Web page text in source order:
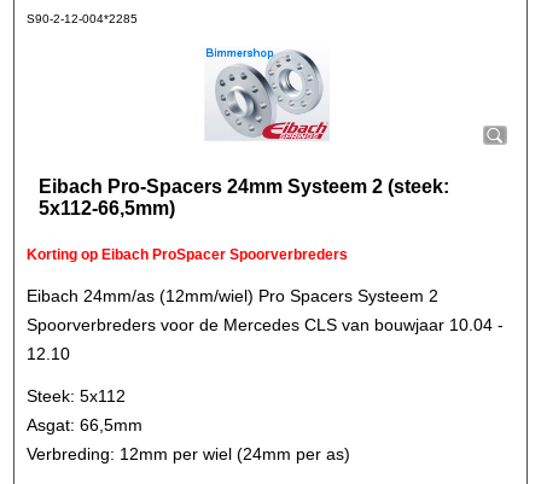
S90-2-12-004*2285
Eibach Pro-Spacers 24mm Systeem 2 (steek:
5x112-66,5mm)
Korting op Eibach ProSpacer Spoorverbreders
Eibach 24mm/as (12mm/wiel) Pro Spacers Systeem 2
Spoorverbreders voor de Mercedes CLS van bouwjaar 10.04 -
12.10
Steek: 5x112
Asgat: 66,5mm
Verbreding: 12mm per wiel (24mm per as)